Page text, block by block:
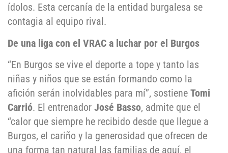
ídolos. Esta cercanía de la entidad burgalesa se
contagia al equipo rival.
De una liga con el VRAC a luchar por el Burgos
“En Burgos se vive el deporte a tope y tanto las
niñas y niños que se están formando como la
afición serán inolvidables para mí”, sostiene Tomi
Carrió. El entrenador José Basso, admite que el
“calor que siempre he recibido desde que llegue a
Burgos, el cariño y la generosidad que ofrecen de
una forma tan natural las familias de aquí, el